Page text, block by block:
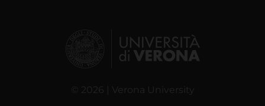
© 2026 | Verona University